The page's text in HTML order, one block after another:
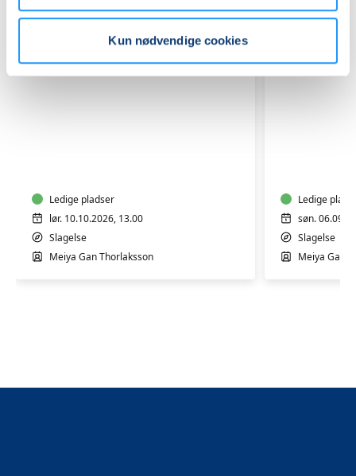
Kun nødvendige cookies
Bao
boller
Ledige pladser
lør. 10.10.2026, 13.00
Slagelse
Meiya Gan Thorlaksson
til
tallerken
Ledige
søn.
Slagelse
Meiya Gan